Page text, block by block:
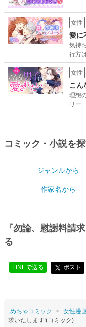
女性
愛に
気持
行方
女性
こん
理想
リー
コミック・小説を
ジャンルから
作家名から
『勿論、慰謝料請
る
LINEで送る ポスト
めちゃコミック 女性漫
求いたします!(コミック)